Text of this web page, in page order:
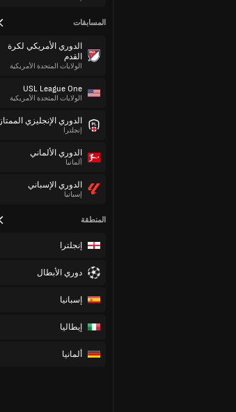
المسابقات
الدوري الأمريكي لكرة
القدم
الولايات المتحدة الأمريكية
USL League One
الولايات المتحدة الأمريكية
الدوري الإنجليزي الممتاز
إنجلترا
الدوري الألماني
ألمانيا
الدوري الإسباني
إسبانيا
المنطقة
إنجلترا
دوري الأبطال
إسبانيا
إيطاليا
ألمانيا